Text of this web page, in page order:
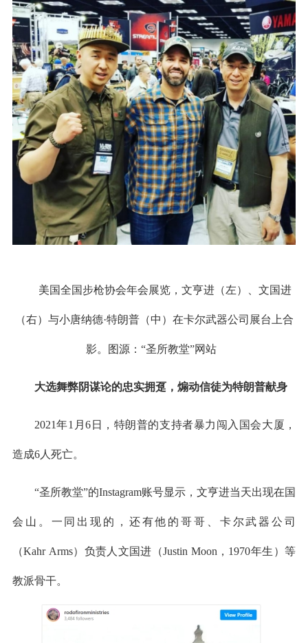
美国全国步枪协会年会展览，文亨进（左）、文国进
（右）与小唐纳德·特朗普（中）在卡尔武器公司展台上合
影。图源：“圣所教堂”网站
大选舞弊阴谋论的忠实拥趸，煽动信徒为特朗普献身
2021年1月6日，特朗普的支持者暴力闯入国会大厦，
造成6人死亡。
“圣所教堂”的Instagram账号显示，文亨进当天出现在国
会山。一同出现的，还有他的哥哥、卡尔武器公司
（Kahr Arms）负责人文国进（Justin Moon，1970年生）等
教派骨干。